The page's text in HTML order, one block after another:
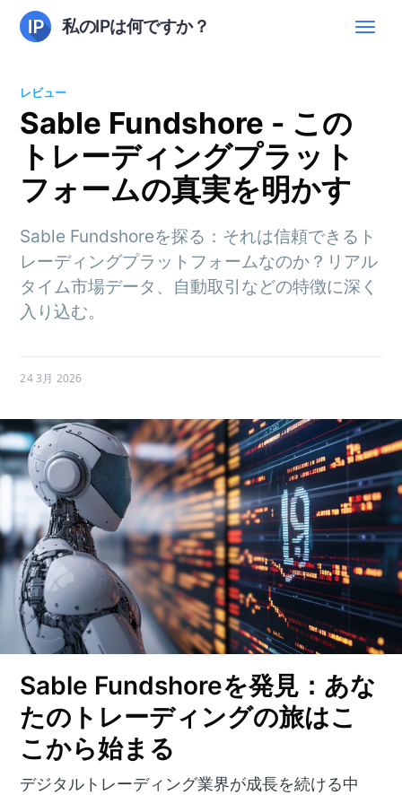
私のIPは何ですか？
レビュー
Sable Fundshore - この
トレーディングプラット
フォームの真実を明かす
Sable Fundshoreを探る：それは信頼できるト
レーディングプラットフォームなのか？リアル
タイム市場データ、自動取引などの特徴に深く
入り込む。
24 3月 2026
Sable Fundshoreを発見：あな
たのトレーディングの旅はこ
こから始まる
デジタルトレーディング業界が成長を続ける中